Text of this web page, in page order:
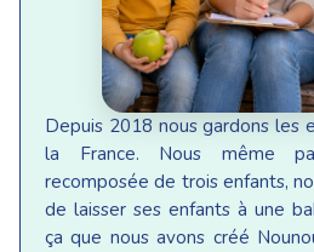
Depuis 2018 nous gardons les
la France. Nous même
recomposée de trois enfants,
de laisser ses enfants à une
ça que nous avons créé